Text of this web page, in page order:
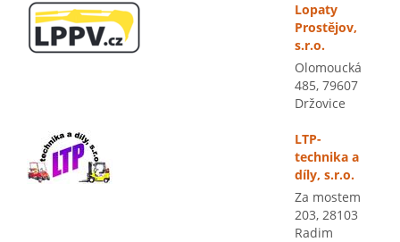
Lopaty
Prostějov,
s.r.o.
Olomoucká
485, 79607
Držovice
LTP-
technika a
díly, s.r.o.
Za mostem
203, 28103
Radim